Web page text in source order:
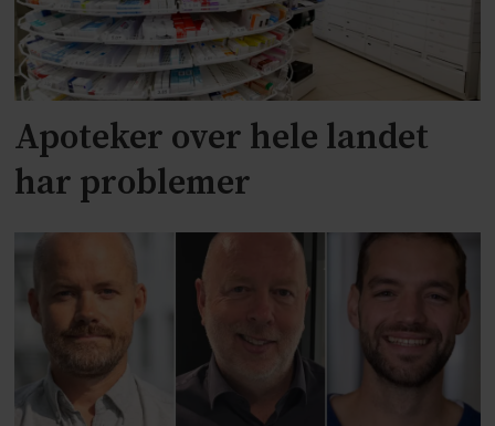
Apoteker over hele landet
har problemer